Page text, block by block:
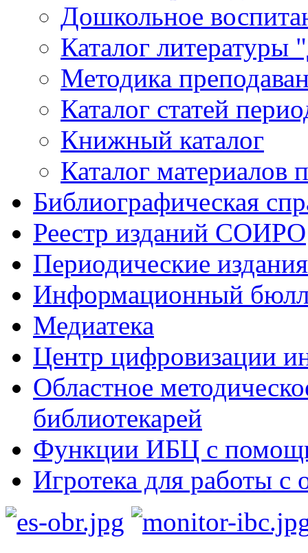
Дошкольное
Каталог литературы
Методика
Каталог статей
Книжный каталог
Каталог материалов
Библиографическая
Реестр изданий СОИРО
Периодические
Информационный
Медиатека
Центр цифровизации
Областное
библиотекарей
Функции ИБЦ с
Игротека для работы